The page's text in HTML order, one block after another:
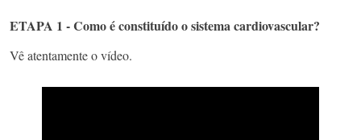
ETAPA 1 - Como é constituído o sistema cardiovascular?
Vê atentamente o vídeo.